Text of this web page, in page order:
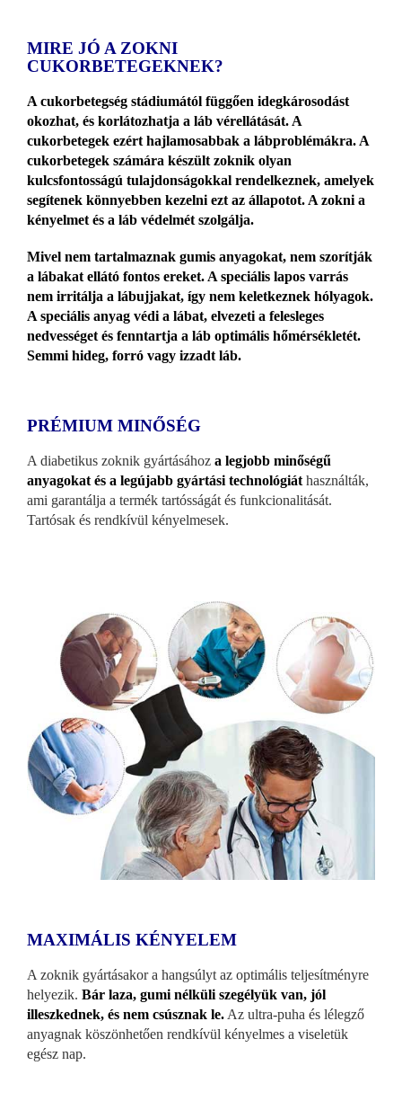
MIRE JÓ A ZOKNI
CUKORBETEGEKNEK?
A cukorbetegség stádiumától függően idegkárosodást
okozhat, és korlátozhatja a láb vérellátását. A
cukorbetegek ezért hajlamosabbak a lábproblémákra. A
cukorbetegek számára készült zoknik olyan
kulcsfontosságú tulajdonságokkal rendelkeznek, amelyek
segítenek könnyebben kezelni ezt az állapotot. A zokni a
kényelmet és a láb védelmét szolgálja.
Mivel nem tartalmaznak gumis anyagokat, nem szorítják
a lábakat ellátó fontos ereket. A speciális lapos varrás
nem irritálja a lábujjakat, így nem keletkeznek hólyagok.
A speciális anyag védi a lábat, elvezeti a felesleges
nedvességet és fenntartja a láb optimális hőmérsékletét.
Semmi hideg, forró vagy izzadt láb.
PRÉMIUM MINŐSÉG
A diabetikus zoknik gyártásához a legjobb minőségű
anyagokat és a legújabb gyártási technológiát használták,
ami garantálja a termék tartósságát és funkcionalitását.
Tartósak és rendkívül kényelmesek.
MAXIMÁLIS KÉNYELEM
A zoknik gyártásakor a hangsúlyt az optimális teljesítményre
helyezik. Bár laza, gumi nélküli szegélyük van, jól
illeszkednek, és nem csúsznak le. Az ultra-puha és lélegző
anyagnak köszönhetően rendkívül kényelmes a viseletük
egész nap.